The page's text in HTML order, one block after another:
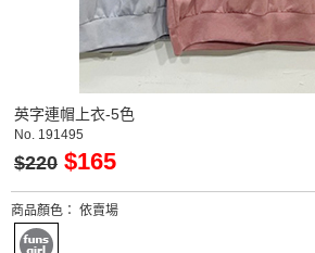
英字連帽上衣-5色
No. 191495
$220 $165
商品顏色： 依賣場